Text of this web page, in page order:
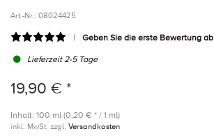
Art.-Nr.: 08024425
Geben Sie die erste Bewertung ab
Lieferzeit 2-5 Tage
19,90 € *
Inhalt: 100 ml (0,20 € * / 1 ml)
inkl. MwSt. zzgl. Versandkosten